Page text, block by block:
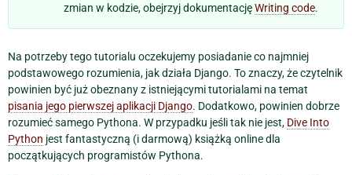
zmian w kodzie, obejrzyj dokumentacjęWriting code.
Na potrzeby tego tutorialu oczekujemy posiadanie co najmniej
podstawowego rozumienia, jak działa Django. To znaczy, że czytelnik
powinien być już obeznany z istniejącymi tutorialami na temat
pisania jego pierwszej aplikacji Django. Dodatkowo, powinien dobrze
rozumieć samego Pythona. W przypadku jeśli tak nie jest, Dive Into
Python jest fantastyczną (i darmową) książką online dla
początkujących programistów Pythona.